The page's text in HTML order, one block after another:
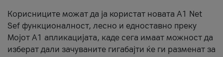
Корисниците можат да ја користат новата А1 Net
Sef функционалност, лесно и едноставно преку
Мојот А1 апликацијата, каде сега имаат можност да
изберат дали зачуваните гигабајти ќе ги разменат за